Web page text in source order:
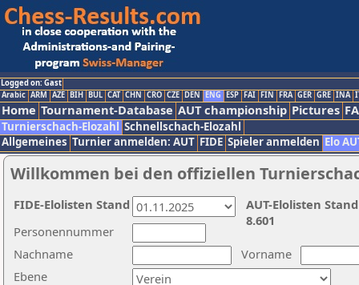
Logged on: Gast
Arabic ARM AZE BIH BUL CAT CHN CRO CZE DEN ENG ESP FAI FIN FRA GER GRE INA
Home Tournament-Database AUT championship Pictures
Turnierschach-Elozahl Schnellschach-Elozahl
Allgemeines Turnier anmelden: AUT FIDE Spieler anmelden Elo
Willkommen bei den offiziellen
Nachname
Vorname
Ebene
Personennummer
AUT-Elolisten
8.601
FIDE-Elolisten Stand